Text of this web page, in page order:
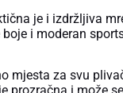
je i izdržljiva
i moderan
mjesta za svu